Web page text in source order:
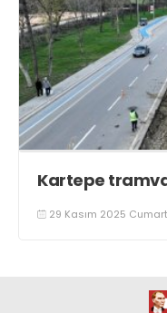
Kartepe
29 Kasım 2025